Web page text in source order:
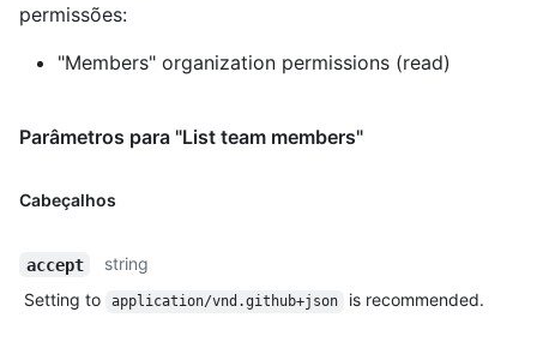
permissões:
"Members" organization permissions (read)
Parâmetros para "List team members"
Cabeçalhos
accept
string
Setting to
application/vnd.github+json is recommended.